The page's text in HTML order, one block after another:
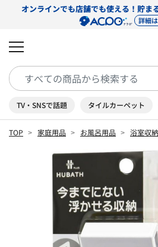
オンラインでも店舗でも使える！貯ま
詳細
TV・SNSで話題 タイルカーペット
TOP 家庭用品 お風呂用品 浴室収